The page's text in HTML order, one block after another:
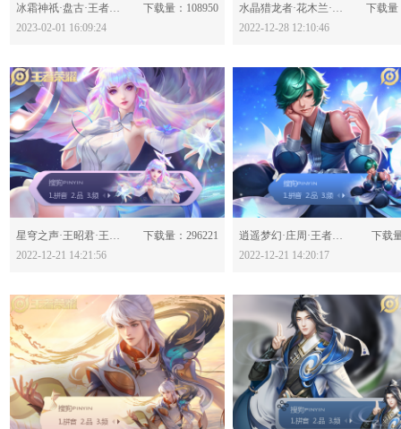
分享：
冰霜神祇·盘古·王者荣耀-630610
下载量：108950
2023-02-01 16:09:24
分享：
水晶猎龙者·花木兰·王者荣耀-630414
下载量
2022-12-28 12:10:46
分享：
星穹之声·王昭君·王者荣耀-630356
下载量：296221
2022-12-21 14:21:56
分享：
逍遥梦幻·庄周·王者荣耀-630354
下载
2022-12-21 14:20:17